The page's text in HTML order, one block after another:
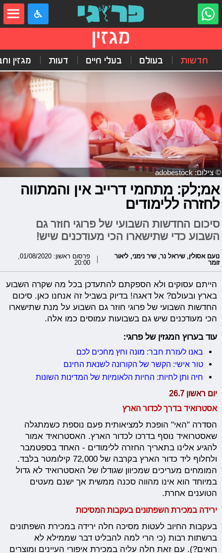
מגזין
חדשות בעולם בעלי חיים דעות מגזין
© צילום: adobestock
אמ;לק: מתחמי דרייב אין והמתווה
לחזרה ללימודים
סיכום החדשות השבועי של פרוגי חוזר גם
השבוע כדי שתישארו הכי מעודכנים שיש!
נועם אסולין,שיראל נר,שיר נימני, ליאור
זומר
פרסום ראשון: 01/08/2020,
20:00
הייתם עסוקים ולא הספקתם להתעדכן בכל מה שקרה השבוע
בארץ ובעולם? אל דאגה! בדיוק בשביל זה אנחנו כאן. סיכום
החדשות השבועי של פרוגי חוזר גם השבוע על מנת שתישארו
הכי מעודכנים שיש גם בשבועות עמוסים כמו אלה.
עוד בערוץ המגזין של פרוגי:
באנו לעזרת חבר: מונה וחץ מחכים לכם
טור אישי: הקשר של הקורונה לשנאת החינם
חיה ותן לחיות: החיות הלאומיות של המדינות השונות
יום ראשון 26.7
אסטרואיד בדרך לכדור הארץ
הסדרה "האי" הופכת למציאותית פעם נוספת כשמתגלה
שאסטרואיד נוסף בדרכו לכדור הארץ. האסטרואיד אמור
להגיע אלינו בתאריך החזרה ללימודים - האחד בספטמבר
ולחלוף ליד כדור הארץ בקרבה של 72,000 קילומטר בלבד.
המומחים מעריכים שמכיוון שגודלו של האסטרואיד לא גדול
במיוחד הוא אינו מהווה סכנה ממשית אך ישנם מעטים
הטוענים אחרת.
ירידה במכירת השפתונים בעקבות המסיכות
בעקבות החיוב לעטות מסיכה חלה ירידה במכירת השפתונים
ברשתות רבות (כי הרי למה להבליט דבר שממילא לא
רואים?). עם זאת חלה עליה במכירת איפורי העיינים ומוצרים